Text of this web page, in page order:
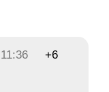
+6